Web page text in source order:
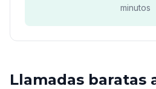
minutos
Llamadas baratas